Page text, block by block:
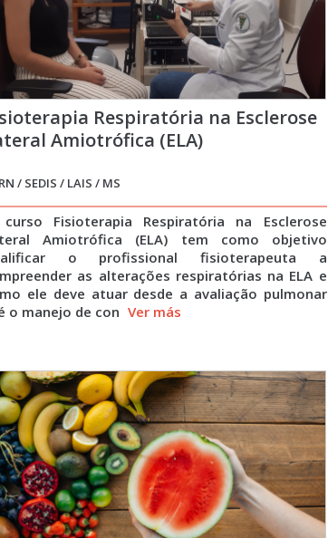
Respiratória na Esclerose
Amiotrófica (ELA)
/ SEDIS / LAIS / MS
Fisioterapia Respiratória na Esclerose
Amiotrófica (ELA) tem como objetivo
o profissional fisioterapeuta a
as alterações respiratórias na ELA e
ele deve atuar desde a avaliação pulmonar
o manejo de con Ver más